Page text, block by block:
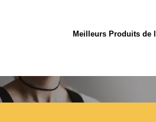
Meilleurs Produits de